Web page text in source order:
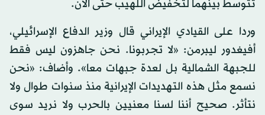
تتوسط بينهما لتخفيض اللهيب حتى الآن.
وردا على القيادي الإيراني قال وزير الدفاع الإسرائيلي،
أفيغدور ليبرمن: «لا تجربونا. نحن جاهزون ليس فقط
للجبهة الشمالية بل لعدة جبهات معا». وأضاف: «نحن
نسمع مثل هذه التهديدات الإيرانية منذ سنوات طوال ولا
نتأثر. صحيح أننا لسنا معنيين بالحرب ولا نريد سوى